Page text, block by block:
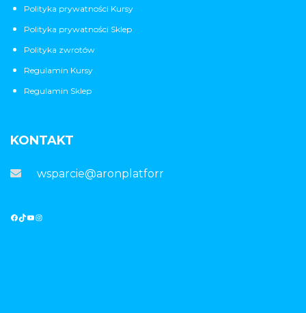
Polityka prywatności Kursy
Polityka prywatności Sklep
Polityka zwrotów
Regulamin Kursy
Regulamin Sklep
KONTAKT
wsparcie@aronplatforma.pl